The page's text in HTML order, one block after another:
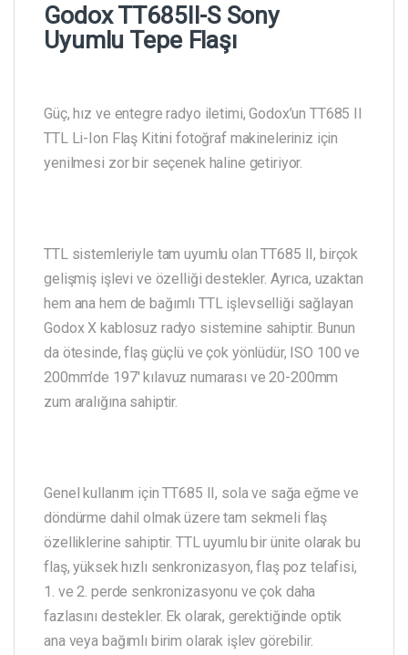
Godox TT685II-S Sony
Uyumlu Tepe Flaşı
Güç, hız ve entegre radyo iletimi, Godox’un TT685 II
TTL Li-Ion Flaş Kitini fotoğraf makineleriniz için
yenilmesi zor bir seçenek haline getiriyor.
TTL sistemleriyle tam uyumlu olan TT685 II, birçok
gelişmiş işlevi ve özelliği destekler. Ayrıca, uzaktan
hem ana hem de bağımlı TTL işlevselliği sağlayan
Godox X kablosuz radyo sistemine sahiptir. Bunun
da ötesinde, flaş güçlü ve çok yönlüdür, ISO 100 ve
200mm’de 197′ kılavuz numarası ve 20-200mm
zum aralığına sahiptir.
Genel kullanım için TT685 II, sola ve sağa eğme ve
döndürme dahil olmak üzere tam sekmeli flaş
özelliklerine sahiptir. TTL uyumlu bir ünite olarak bu
flaş, yüksek hızlı senkronizasyon, flaş poz telafisi,
1. ve 2. perde senkronizasyonu ve çok daha
fazlasını destekler. Ek olarak, gerektiğinde optik
ana veya bağımlı birim olarak işlev görebilir.